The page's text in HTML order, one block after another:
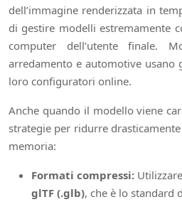
dell’immagine renderizzata in
di gestire modelli estremamente
computer dell’utente finale.
arredamento e automotive usano
loro configuratori online.
Anche quando il modello viene
strategie per ridurre
memoria:
Formati compressi:
glTF (.glb), che è lo standard